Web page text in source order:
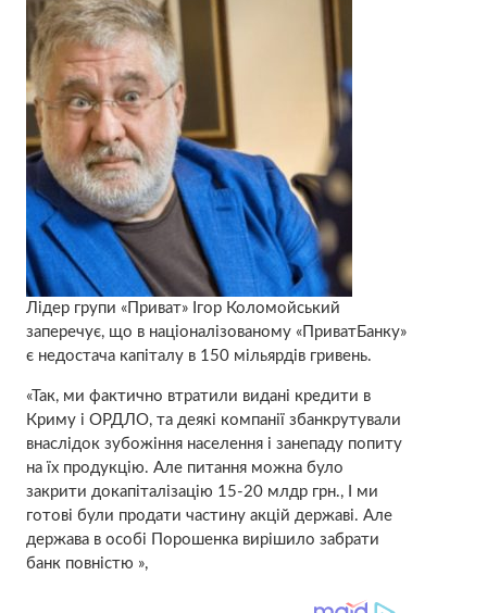
Лідер групи «Приват» Ігор Коломойський
заперечує, що в націоналізованому «ПриватБанку»
є недостача капіталу в 150 мільярдів гривень.
«Так, ми фактично втратили видані кредити в
Криму і ОРДЛО, та деякі компанії збанкрутували
внаслідок зубожіння населення і занепаду попиту
на їх продукцію. Але питання можна було
закрити докапіталізацію 15-20 млдр грн., І ми
готові були продати частину акцій державі. Але
держава в особі Порошенка вирішило забрати
банк повністю »,